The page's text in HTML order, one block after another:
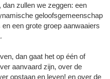
zullen we zeggen: een
geloofsgemeenschap
een grote groep aanwaaiers
dan gaat het op één of
aanvaard zijn, over de
opstaan en leven! en over de